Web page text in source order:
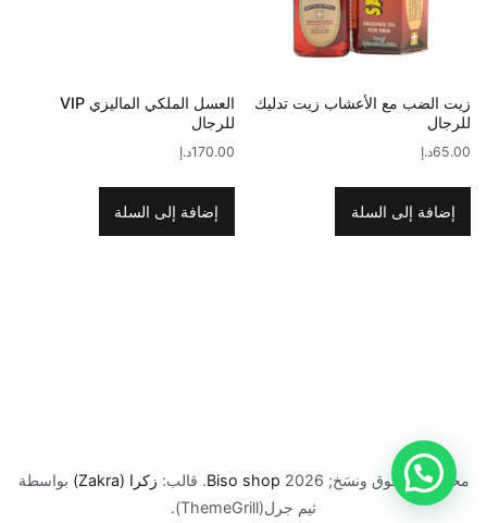
زيت الضب مع الأعشاب زيت تدليك
للرجال
65.00د.إ
إضافة إلى السلة
العسل الملكي الماليزي VIP
للرجال
170.00د.إ
إضافة إلى السلة
محفوظ الحقوق ونسَخ; 2026 Biso shop. قالب: زكرا (Zakra)
بواسطة
ثيم جرل(ThemeGrill).